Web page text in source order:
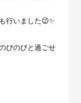
行いました😉✨
びのびと過ごせ